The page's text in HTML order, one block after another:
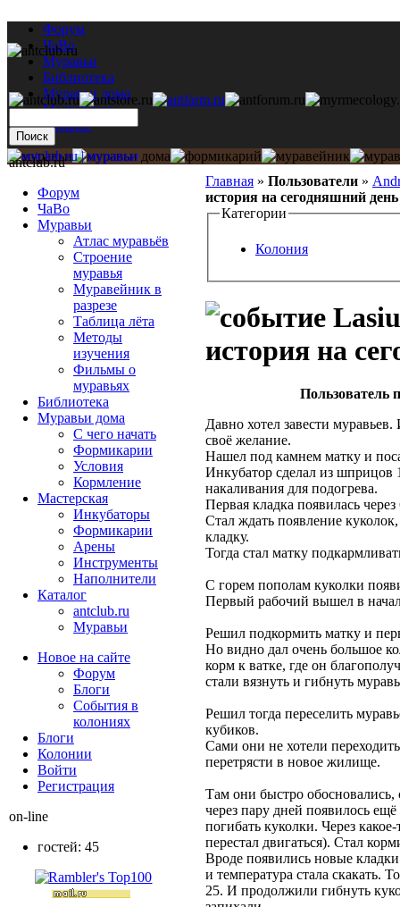
Форум
ЧаВо
Муравьи
Библиотека
Муравьи дома
Мастерская
Каталог
Главная » Пользователи »
история на сегодняшний день
Категории
Колония
история на
Пользователь
Давно хотел завести
своё желание.
Нашел под камнем матку и
Инкубатор сделал из шприцов
накаливания для подогрева.
Первая кладка появилась
Стал ждать появление
кладку.
Тогда стал матку
С горем пополам куколки
Первый рабочий вышел в
Решил подкормить матку и
Но видно дал очень большое
корм к ватке, где он
стали вязнуть и гибнуть
Решил тогда переселить
кубиков.
Сами они не хотели
перетрясти в новое жилище.
Там они быстро
через пару дней появилось
погибать куколки. Через
перестал двигаться). Стал
Вроде появились новые
и температура стала скакать.
25. И продолжили гибнуть
antclub.ru
Форум
ЧаВо
Муравьи
Атлас муравьёв
Строение
муравья
Муравейник в
разрезе
Таблица лёта
Методы
изучения
Фильмы о
муравьях
Библиотека
Муравьи дома
С чего начать
Формикарии
Условия
Кормление
Мастерская
Инкубаторы
Формикарии
Арены
Инструменты
Наполнители
Каталог
antclub.ru
Муравьи
Новое на сайте
Форум
Блоги
События в
колониях
Блоги
Колонии
Войти
Peгиcтpaция
on-line
гостей: 45